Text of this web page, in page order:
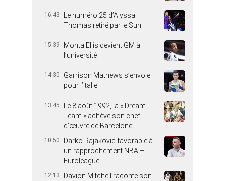
16:43
Le numéro 25 d’Alyssa
Thomas retiré par le Sun
15:39
Monta Ellis devient GM à
l’université
14:30
Garrison Mathews s’envole
pour l’Italie
13:45
Le 8 août 1992, la « Dream
Team » achève son chef
d’œuvre de Barcelone
10:50
Darko Rajakovic favorable à
un rapprochement NBA –
Euroleague
12:13
Davion Mitchell raconte son